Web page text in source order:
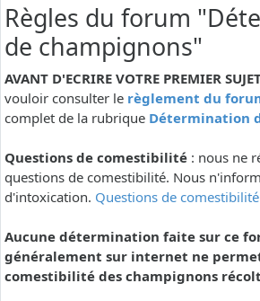
Règles du forum
de champignons"
AVANT D'ECRIRE VOTRE PREMIER
vouloir consulter le règlement du
complet de la rubrique Détermination
Questions de comestibilité : nous ne
questions de comestibilité. Nous
d'intoxication. Questions de comestibilité
Aucune détermination faite sur ce
généralement sur internet ne
comestibilité des champignons